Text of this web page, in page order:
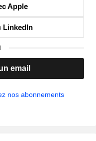
Apple
LinkedIn
email
nos abonnements